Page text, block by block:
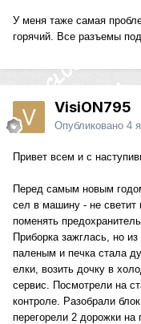
У меня таже самая
горячий. Все разъемы
VisiON795
Опубликовано 4
Привет всем и с
Перед самым новым
сел в машину - не светит
поменять
Приборка зажглась, но
паленым и печка стала
елки, возить дочку в
сервис. Посмотрели на
контроле. Разобрали
перегорели 2 дорожки на